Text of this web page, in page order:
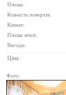
Площа:
Кількість поверхів:
Кімнат:
Площа землі:
Вигоди:
Ціна:
Фото: